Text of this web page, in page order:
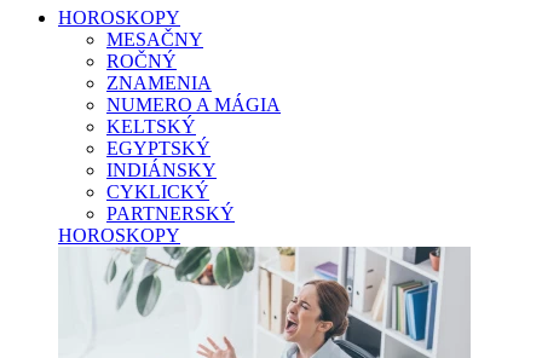
HOROSKOPY
MESAČNY
ROČNÝ
ZNAMENIA
NUMERO A MÁGIA
KELTSKÝ
EGYPTSKÝ
INDIÁNSKY
CYKLICKÝ
PARTNERSKÝ
HOROSKOPY